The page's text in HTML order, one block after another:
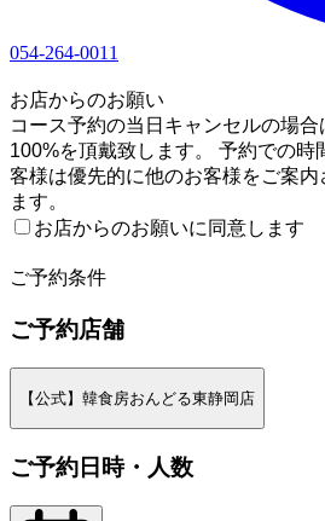
054-264-0011
お店からのお願い
コース予約の当日キャンセルの場
100%を頂戴致します。 予約での時
客様は優先的に他のお客様をご案
ます。
お店からのお願いに同意します
ご予約条件
ご予約店舗
【公式】韓食房おんどる東静岡店
ご予約日時・人数